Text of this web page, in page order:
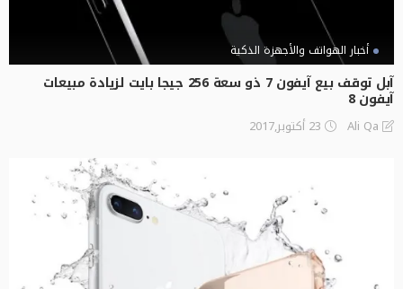
أخبار الهواتف والأجهزة الذكية
آبل توقف بيع آيفون 7 ذو سعة 256 جيجا بايت لزيادة مبيعات
آيفون 8
Ali Qa 23 أكتوبر,2017